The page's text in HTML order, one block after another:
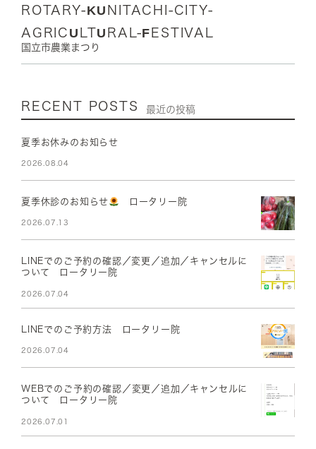
ROTARY-KUNITACHI-CITY-
AGRICULTURAL-FESTIVAL
国立市農業まつり
RECENT POSTS 最近の投稿
夏季お休みのお知らせ
2026.08.04
夏季休診のお知らせ ロータリー院
2026.07.13
LINEでのご予約の確認／変更／追加／キャンセルに
ついて ロータリー院
2026.07.04
LINEでのご予約方法 ロータリー院
2026.07.04
WEBでのご予約の確認／変更／追加／キャンセルに
ついて ロータリー院
2026.07.01